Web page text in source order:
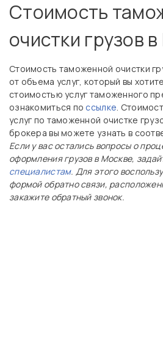
Стоимость
очистки грузов
Стоимость таможенной очистки
от объема услуг, который вы
стоимостью услуг таможенного
ознакомиться по ссылке.
услуг по таможенной очистке
брокера вы можете узнать в
Если у вас остались вопросы о
оформления грузов в Москве,
специалистам. Для этого
формой обратно связи,
закажите обратный звонок.